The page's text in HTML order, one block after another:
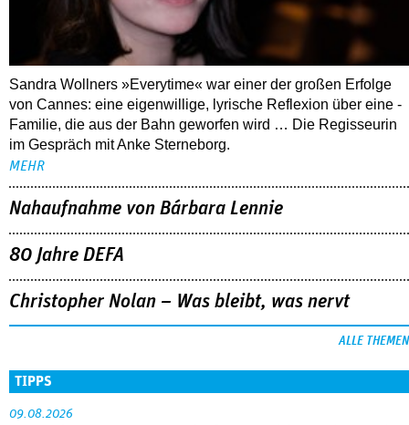
Sandra Wollners »Everytime« war einer der großen Erfolge
von Cannes: eine eigenwillige, lyrische Reflexion über eine ­
Familie, die aus der Bahn geworfen wird … Die Regisseurin
im Gespräch mit Anke Sterneborg.
MEHR
Nahaufnahme von Bárbara Lennie
80 Jahre DEFA
Christopher Nolan – Was bleibt, was nervt
ALLE THEMEN
TIPPS
09.08.2026